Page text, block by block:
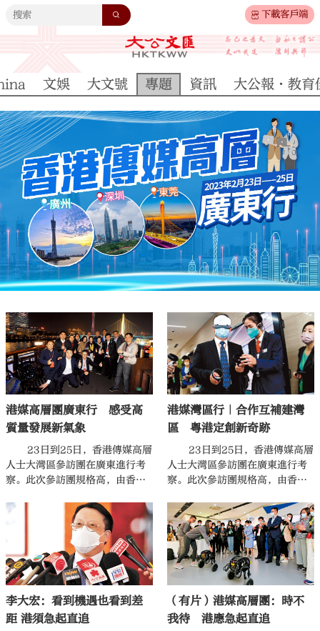
下載客戶端
大公文匯
文娛 大文號 專題 資訊 大公報·教育
港媒高層團廣東行 感受高
質量發展新氣象
23日到25日，香港傳媒高層
人士大灣區參訪團在廣東進行考
察。此次參訪團規格高，由香港
流媒體高層組成，香港中聯辦副
主任盧新寧擔任顧問。擔任參訪
團團長的香港大公文匯傳媒集團
董事長李大宏表示，這次參訪團
來到廣東，親身感受到廣東上下
「聚焦新發展激發新動能」的新
氣象。隨着粵港澳大灣區建設的
不斷推進，在高質量發展的新機
港媒灣區行｜合作互補建灣
區 粵港定創新奇跡
23日到25日，香港傳媒高層
人士大灣區參訪團在廣東進行考
察。此次參訪團規格高，由香港
流媒體高層組成，香港中聯辦副
主任盧新寧擔任顧問。正在廣州
訪問的特首李家超，23日下午特
別與參訪團茶敘，其間談及對媒
體在香港融入國家發展大局的
「三個支持」，即包括支持港媒
多到灣區內地城市考察，挖掘更
多故事；支持展現更多高質量報
李大宏：看到機遇也看到差
距 港須急起直追
（有片）港媒高層團：時不
我待 港應急起直追